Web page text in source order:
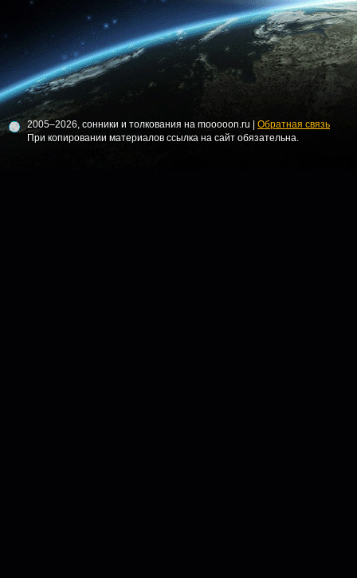
2005–2026, сонники и толкования на mooooon.ru | Обратная связь
При копировании материалов ссылка на сайт обязательна.